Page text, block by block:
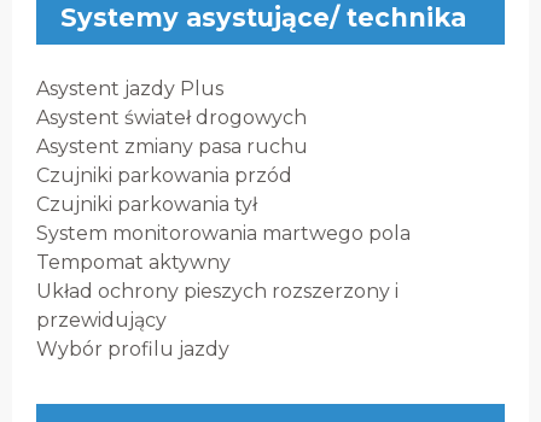
Systemy asystujące/ technika
Asystent jazdy Plus
Asystent świateł drogowych
Asystent zmiany pasa ruchu
Czujniki parkowania przód
Czujniki parkowania tył
System monitorowania martwego pola
Tempomat aktywny
Układ ochrony pieszych rozszerzony i
przewidujący
Wybór profilu jazdy